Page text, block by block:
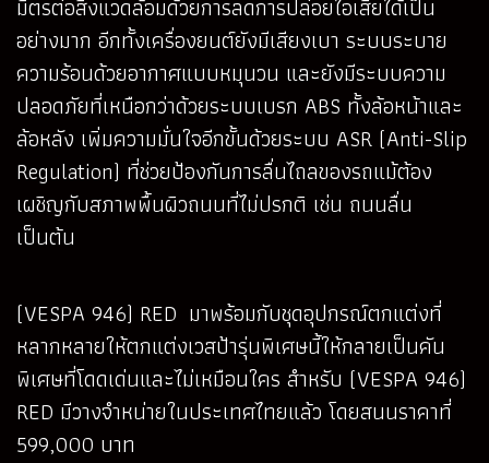
มิตรต่อสิ่งแวดล้อมด้วยการลดการปล่อยไอเสียได้เป็น
อย่างมาก อีกทั้งเครื่องยนต์ยังมีเสียงเบา ระบบระบาย
ความร้อนด้วยอากาศแบบหมุนวน และยังมีระบบความ
ปลอดภัยที่เหนือกว่าด้วยระบบเบรก ABS ทั้งล้อหน้าและ
ล้อหลัง เพิ่มความมั่นใจอีกขั้นด้วยระบบ ASR (Anti-Slip
Regulation) ที่ช่วยป้องกันการลื่นไถลของรถแม้ต้อง
เผชิญกับสภาพพื้นผิวถนนที่ไม่ปรกติ เช่น ถนนลื่น
เป็นต้น
(VESPA 946) RED มาพร้อมกับชุดอุปกรณ์ตกแต่งที่
หลากหลายให้ตกแต่งเวสป้ารุ่นพิเศษนี้ให้กลายเป็นคัน
พิเศษที่โดดเด่นและไม่เหมือนใคร สำหรับ (VESPA 946)
RED มีวางจำหน่ายในประเทศไทยแล้ว โดยสนนราคาที่
599,000 บาท